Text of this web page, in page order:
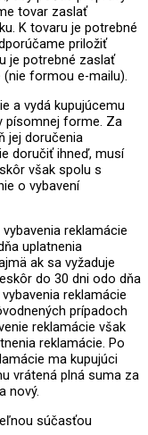
tovar zaslať
K tovaru je potrebné
priložiť
je potrebné zaslať
formou e-mailu).
a vydá kupujúcemu
písomnej forme. Za
jej doručenia
doručiť ihneď, musí
však spolu s
o vybavení
reklamácie
uplatnenia
ak sa vyžaduje
do 30 dni odo dňa
reklamácie
prípadoch
reklamácie však
reklamácie. Po
ma kupujúci
vrátená plná suma za
nový.
súčasťou